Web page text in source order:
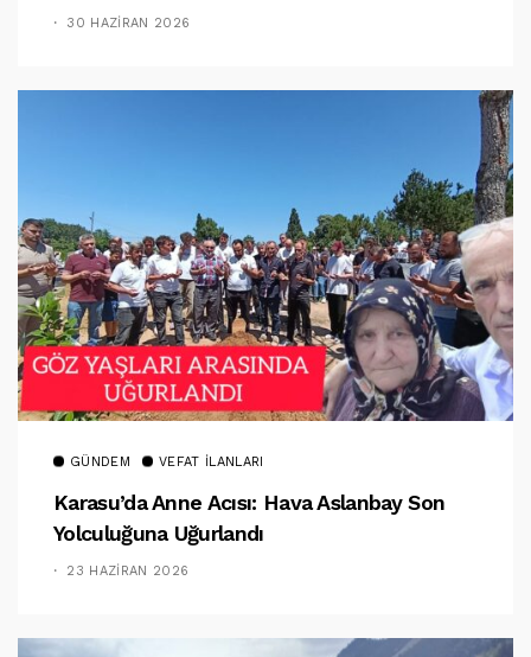
30 HAZIRAN 2026
GÜNDEM VEFAT İLANLARI
Karasu’da Anne Acısı: Hava Aslanbay Son
Yolculuğuna Uğurlandı
23 HAZIRAN 2026